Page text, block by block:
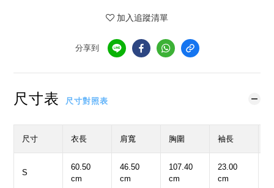
加入追蹤清單
分享到
尺寸表 尺寸對照表
尺寸 衣長 肩寬 胸圍 袖長
S
60.50
cm
46.50
cm
107.40
cm
23.00
cm